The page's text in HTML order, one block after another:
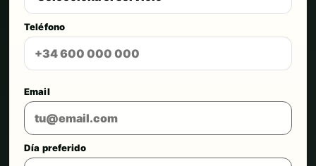
Teléfono
Email
Día preferido